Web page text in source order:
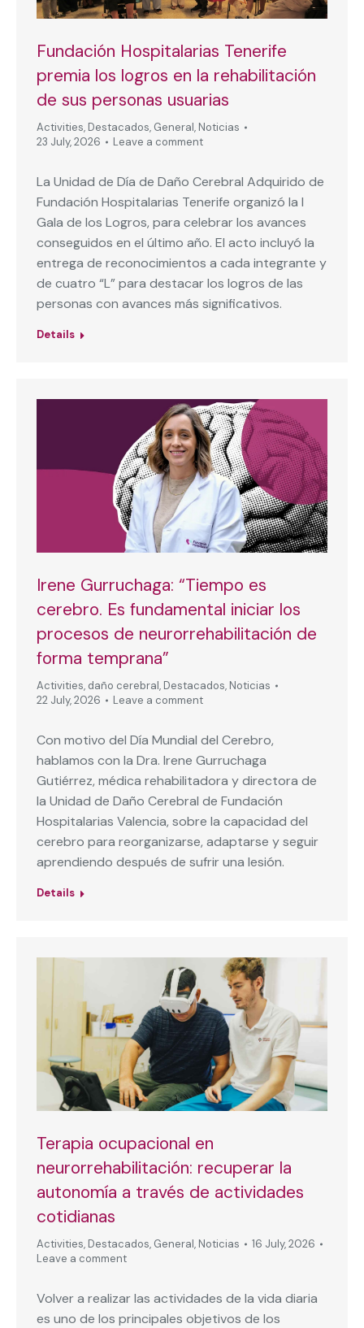
Fundación Hospitalarias Tenerife
premia los logros en la rehabilitación
de sus personas usuarias
Activities, Destacados, General, Noticias
23 July, 2026
Leave a comment
La Unidad de Día de Daño Cerebral Adquirido de
Fundación Hospitalarias Tenerife organizó la I
Gala de los Logros, para celebrar los avances
conseguidos en el último año. El acto incluyó la
entrega de reconocimientos a cada integrante y
de cuatro “L” para destacar los logros de las
personas con avances más significativos.
Details
Irene Gurruchaga: “Tiempo es
cerebro. Es fundamental iniciar los
procesos de neurorrehabilitación de
forma temprana”
Activities, daño cerebral, Destacados, Noticias
22 July, 2026
Leave a comment
Con motivo del Día Mundial del Cerebro,
hablamos con la Dra. Irene Gurruchaga
Gutiérrez, médica rehabilitadora y directora de
la Unidad de Daño Cerebral de Fundación
Hospitalarias Valencia, sobre la capacidad del
cerebro para reorganizarse, adaptarse y seguir
aprendiendo después de sufrir una lesión.
Details
Terapia ocupacional en
neurorrehabilitación: recuperar la
autonomía a través de actividades
cotidianas
Activities, Destacados, General, Noticias
16 July, 2026
Leave a comment
Volver a realizar las actividades de la vida diaria
es uno de los principales objetivos de los